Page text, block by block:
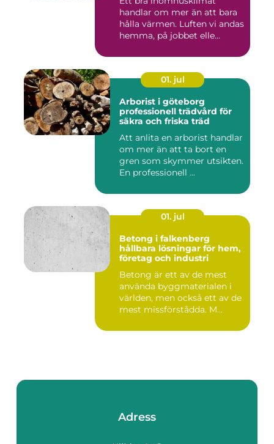
handlar om mer än att bara
hålla värmen. Luften vi andas
hemma, på jobbet elle...
01. jul
Arborist i göteborg
professionell trädvård för
säkra och friska träd
Att anlita en arborist handlar
om mer än att ta bort en
gren som skymmer utsikten.
En professionell ...
01. jul
Betong i falkenberg
hållbara lösningar för hem,
företag och industri
Betong är ett av de mest
använda byggmaterialen i
världen, men också ett av de
mest missförstådda. M...
Adress